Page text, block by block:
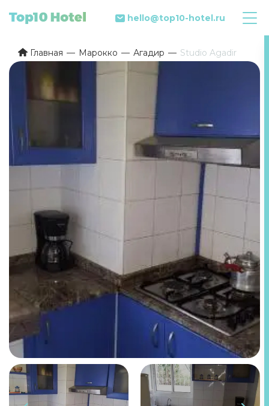
hello@top10-hotel.ru
Главная Марокко Агадир Studio Agadir